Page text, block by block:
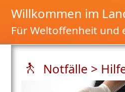
Willkommen im
Für Weltoffenheit
🚶 Notfälle >